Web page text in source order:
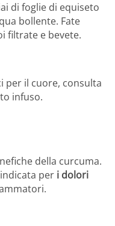
di foglie di equiseto
bollente. Fate
filtrate e bevete.
per il cuore, consulta
infuso.
della curcuma.
per i dolori